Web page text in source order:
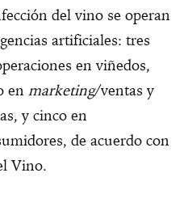
del vino se operan
artificiales: tres
en viñedos,
en marketing/ventas y
y cinco en
de acuerdo con
Vino.